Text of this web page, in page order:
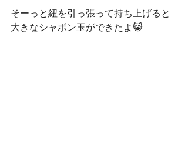
そーっと紐を引っ張って持ち上げると
大きなシャボン玉ができたよ😸